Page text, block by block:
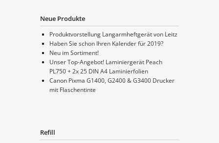
Neue Produkte
Produktvorstellung Langarmheftgerät von Leitz
Haben Sie schon Ihren Kalender für 2019?
Neu im Sortiment!
Unser Top-Angebot! Laminiergerät Peach
PL750 + 2x 25 DIN A4 Laminierfolien
Canon Pixma G1400, G2400 & G3400 Drucker
mit Flaschentinte
Refill